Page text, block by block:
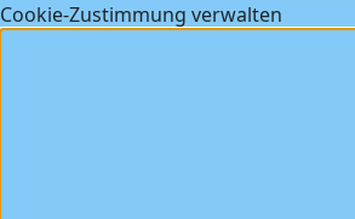
Cookie-Zustimmung verwalten